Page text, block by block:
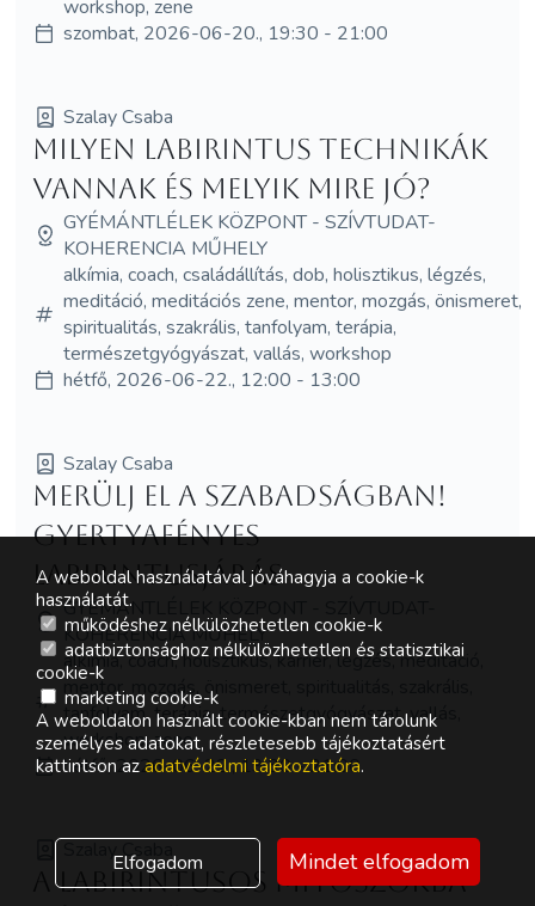
workshop, zene
szombat, 2026-06-20., 19:30 - 21:00
Szalay Csaba
Milyen labirintus technikák
vannak és melyik mire jó?
GYÉMÁNTLÉLEK KÖZPONT - SZÍVTUDAT-
KOHERENCIA MŰHELY
alkímia, coach, családállítás, dob, holisztikus, légzés,
meditáció, meditációs zene, mentor, mozgás, önismeret,
spiritualitás, szakrális, tanfolyam, terápia,
természetgyógyászat, vallás, workshop
hétfő, 2026-06-22., 12:00 - 13:00
Szalay Csaba
Merülj el a Szabadságban!
gyertyafényes
Labirintusjárás
GYÉMÁNTLÉLEK KÖZPONT - SZÍVTUDAT-
KOHERENCIA MŰHELY
alkímia, coach, holisztikus, karrier, légzés, meditáció,
mentor, mozgás, önismeret, spiritualitás, szakrális,
tanfolyam, terápia, természetgyógyászat, vallás,
workshop, zene
hétfő, 2026-06-22., 19:30 - 21:00
Szalay Csaba
A labirintusos mítoszokba
A weboldal használatával jóváhagyja a cookie-k
használatát.
működéshez nélkülözhetetlen cookie-k
adatbiztonsághoz nélkülözhetetlen és statisztikai
cookie-k
marketing cookie-k
A weboldalon használt cookie-kban nem tárolunk
személyes adatokat, részletesebb tájékoztatásért
kattintson az adatvédelmi tájékoztatóra.
Elfogadom Mindet elfogadom